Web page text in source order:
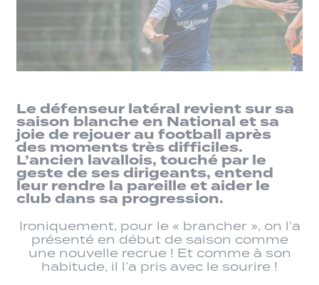
Le défenseur latéral revient sur sa
saison blanche en National et sa
joie de rejouer au football après
des moments très difficiles.
L’ancien lavallois, touché par le
geste de ses dirigeants, entend
leur rendre la pareille et aider le
club dans sa progression.
Ironiquement, pour le « brancher », on l’a
présenté en début de saison comme
une nouvelle recrue ! Et comme à son
habitude, il l’a pris avec le sourire !